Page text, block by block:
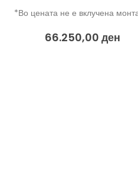
*Во цената не е вклучена
66.250,00ден